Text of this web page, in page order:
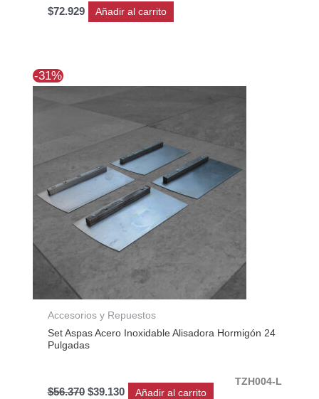
$72.929 Añadir al carrito
-31%
Accesorios y Repuestos
Set Aspas Acero Inoxidable Alisadora Hormigón 24
Pulgadas
TZH004-L
$56.370
precio
era:
$39.130
precio
$39.130.
Añadir al carrito